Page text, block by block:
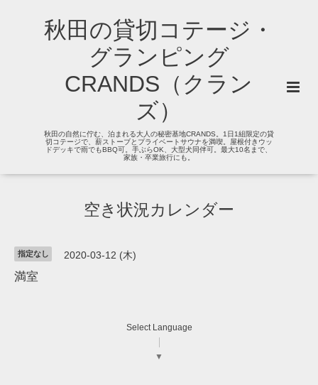
秋田の貸切コテージ・
グランピング
CRANDS（クラン
ズ）
秋田の自然に佇む、泊まれる大人の秘密基地CRANDS。1日1組限定の貸
切コテージで、薪ストーブとプライベートサウナを満喫。屋根付きウッ
ドデッキで雨でもBBQ可。手ぶらOK、大型犬同伴可。最大10名まで、
家族・卒業旅行にも。
空き状況カレンダー
指定なし 2020-03-12 (木)
満室
Select Language
▼